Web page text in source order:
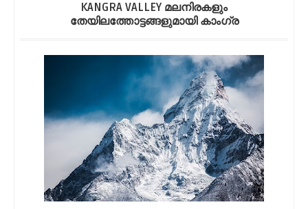
KANGRA VALLEY മലനിരകളും
തേയിലത്തോട്ടങ്ങളുമായി കാംഗ്ര